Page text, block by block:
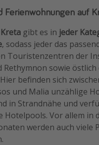
Ferienwohnungen auf
gibt es in jeder
, sodass jeder das
Touristenzentren der
Rethymnon sowie
befinden sich
und Malia unzählige
in Strandnähe und
Hotelpools. Vor allem in
werden auch viele